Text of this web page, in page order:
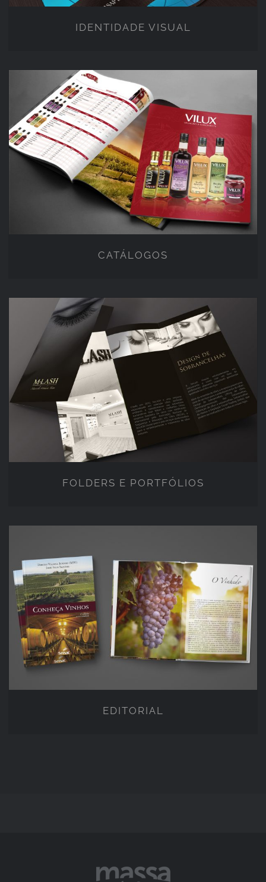
IDENTIDADE VISUAL
CATÁLOGOS
CATÁLOGOS
FOLDERS E PORTFÓLIOS
FOLDERS E PORTFÓLIOS
EDITORIAL
EDITORIAL